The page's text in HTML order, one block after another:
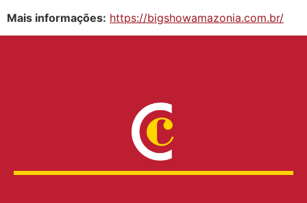
Mais informações: https://bigshowamazonia.com.br/